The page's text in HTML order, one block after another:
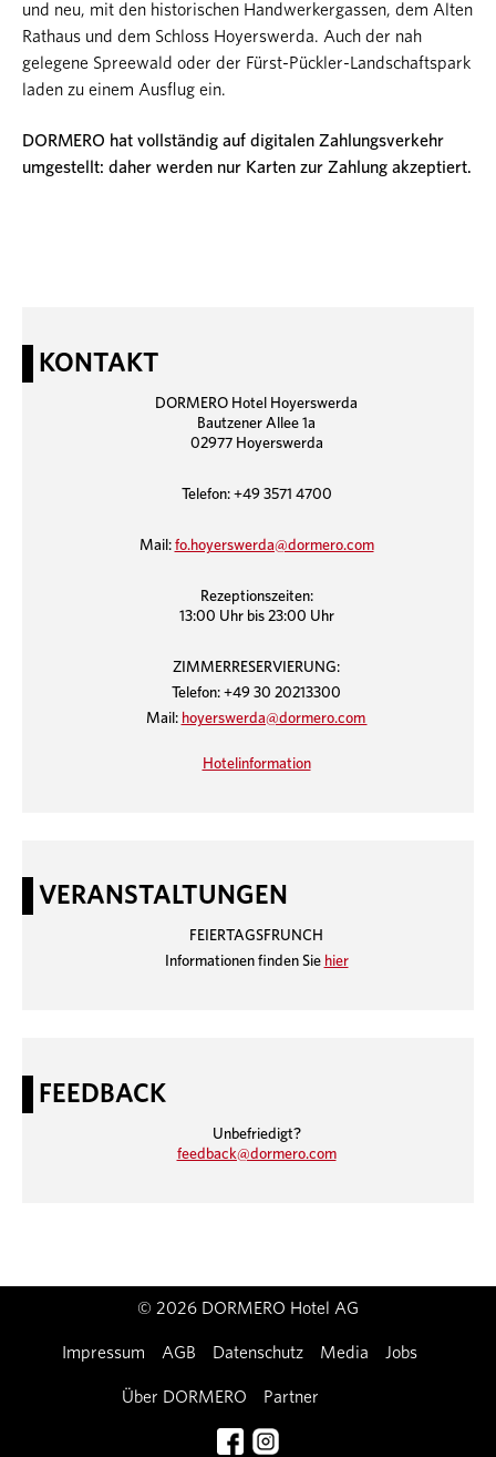
und neu, mit den historischen Handwerkergassen, dem Alten
Rathaus und dem Schloss Hoyerswerda. Auch der nah
gelegene Spreewald oder der Fürst-Pückler-Landschaftspark
laden zu einem Ausflug ein.
DORMERO hat vollständig auf digitalen Zahlungsverkehr
umgestellt: daher werden nur Karten zur Zahlung akzeptiert.
KONTAKT
DORMERO Hotel Hoyerswerda
Bautzener Allee 1a
02977 Hoyerswerda
Telefon: +49 3571 4700
Mail: fo.hoyerswerda@dormero.com
Rezeptionszeiten:
13:00 Uhr bis 23:00 Uhr
ZIMMERRESERVIERUNG:
Telefon: +49 30 20213300
Mail: hoyerswerda@dormero.com
Hotelinformation
VERANSTALTUNGEN
FEIERTAGSFRUNCH
Informationen finden Sie hier
FEEDBACK
Unbefriedigt?
feedback@dormero.com
© 2026 DORMERO Hotel AG
Impressum AGB Datenschutz Media Jobs
Über DORMERO Partner